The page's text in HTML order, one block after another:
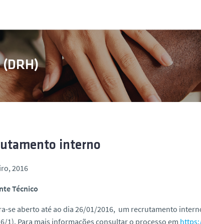
(DRH)
interno
2016
Técnico
se aberto até ao dia 26/01/2016, um recrutamento
1). Para mais informações consultar o processo em